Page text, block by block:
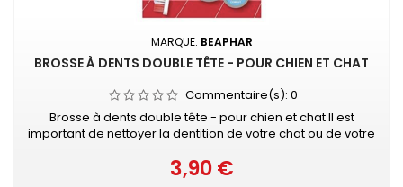
MARQUE: BEAPHAR
BROSSE À DENTS DOUBLE TÊTE - POUR CHIEN ET CHAT
Commentaire(s): 0
Brosse à dents double tête - pour chien et chat Il est
important de nettoyer la dentition de votre chat ou de votre
mauvaise haleine. • Dispose de deux têtes (nettoyage
en profondeur) • Convient à toutes les races de chiens
Prix
3,90 €